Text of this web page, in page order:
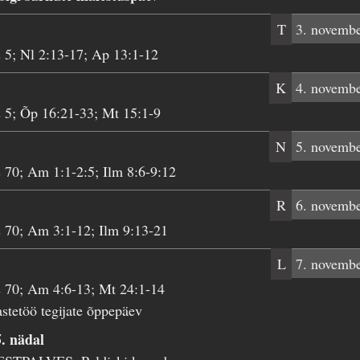
T 3.
5; Nl 2:13-17; Ap 13:1-12
K 4.
5; Õp 16:21-33; Mt 15:1-9
N 5.
70; Am 1:1-2:5; Ilm 8:6-9:12
R 6.
70; Am 3:1-12; Ilm 9:13-21
L 7.
70; Am 4:6-13; Mt 24:1-14
tegijate õppepäev
nädal